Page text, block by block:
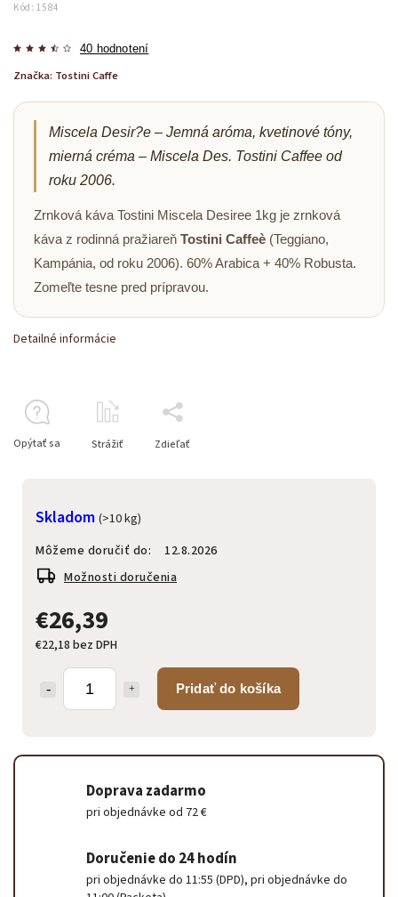
Kód: 1584
40 hodnotení
Značka: Tostini Caffe
€26,39
€22,18 bez DPH
Pridať do košíka
Skladom (>10 kg)
Môžeme doručiť do:
12.8.2026
Možnosti doručenia
Miscela Desir?e – Jemná aróma, kvetinové tóny,
mierná créma – Miscela Des. Tostini Caffee od
roku 2006.
Zrnková káva Tostini Miscela Desiree 1kg je zrnková
káva z rodinná pražiareň Tostini Caffeè (Teggiano,
Kampánia, od roku 2006). 60% Arabica + 40% Robusta.
Zomeľte tesne pred prípravou.
Detailné informácie
Opýtať sa Strážiť Zdieľať
Doprava zadarmo
pri objednávke od 72 €
Doručenie do 24 hodín
pri objednávke do 11:55 (DPD), pri objednávke do